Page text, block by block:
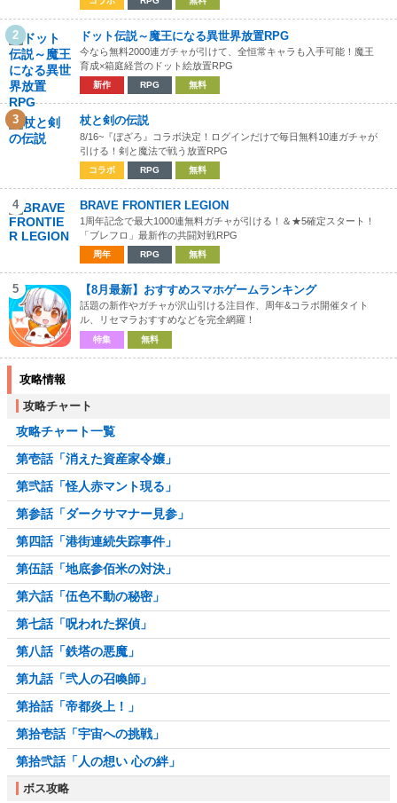
2 ドット伝説～魔王になる異世界放置RPG
今なら無料2000連ガチャが引けて、全恒常キャラも入手可能！魔王
育成×箱庭経営のドット絵放置RPG
新作 RPG 無料
3 杖と剣の伝説
8/16~『ぼざろ』コラボ決定！ログインだけで毎日無料10連ガチャが
引ける！剣と魔法で戦う放置RPG
コラボ RPG 無料
4 BRAVE FRONTIER LEGION
1周年記念で最大1000連無料ガチャが引ける！＆★5確定スタート！
「ブレフロ」最新作の共闘対戦RPG
周年 RPG 無料
5 【8月最新】おすすめスマホゲームランキング
話題の新作やガチャが沢山引ける注目作、周年&コラボ開催タイト
ル、リセマラおすすめなどを完全網羅！
特集 無料
攻略情報
攻略チャート
攻略チャート一覧
第壱話「消えた資産家令嬢」
第弐話「怪人赤マント現る」
第参話「ダークサマナー見参」
第四話「港街連続失踪事件」
第伍話「地底参佰米の対決」
第六話「伍色不動の秘密」
第七話「呪われた探偵」
第八話「鉄塔の悪魔」
第九話「弐人の召喚師」
第拾話「帝都炎上！」
第拾壱話「宇宙への挑戦」
第拾弐話「人の想い 心の絆」
ボス攻略